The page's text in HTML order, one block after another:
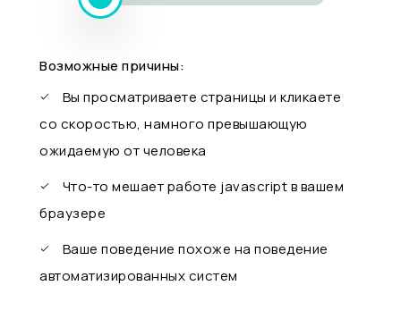
Возможные причины:
Вы просматриваете страницы и кликаете
со скоростью, намного превышающую
ожидаемую от человека
Что-то мешает работе javascript в вашем
браузере
Ваше поведение похоже на поведение
автоматизированных систем